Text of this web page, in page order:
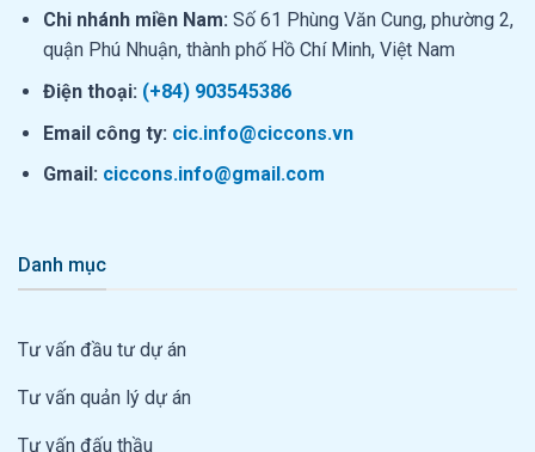
Chi nhánh miền Nam: Số 61 Phùng Văn Cung, phường 2,
quận Phú Nhuận, thành phố Hồ Chí Minh, Việt Nam
Điện thoại: (+84) 903545386
Email công ty: cic.info@ciccons.vn
Gmail: ciccons.info@gmail.com
Danh mục
Tư vấn đầu tư dự án
Tư vấn quản lý dự án
Tư vấn đấu thầu